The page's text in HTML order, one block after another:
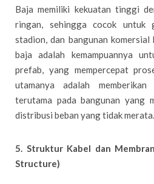
Baja memiliki kekuatan tinggi
ringan, sehingga cocok untuk
stadion, dan bangunan
baja adalah kemampuannya
prefab, yang mempercepat
utamanya adalah
terutama pada bangunan yang
distribusi beban yang tidak merata.
5. Struktur Kabel dan
Structure)